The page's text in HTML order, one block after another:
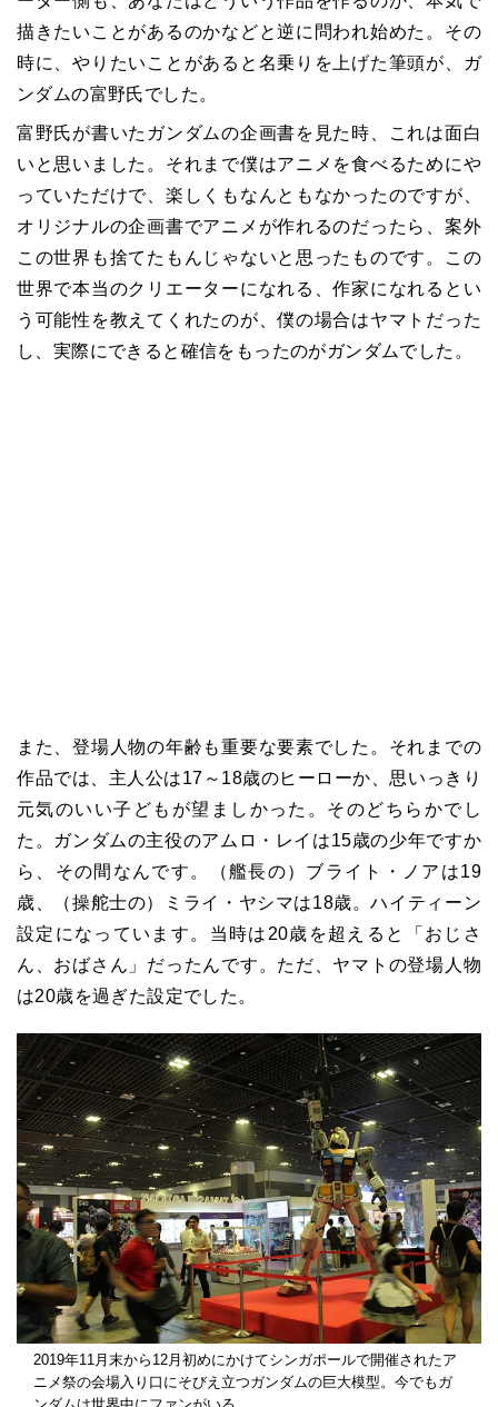
描きたいことがあるのかなどと逆に問われ始めた。その
時に、やりたいことがあると名乗りを上げた筆頭が、ガ
ンダムの富野氏でした。
富野氏が書いたガンダムの企画書を見た時、これは面白
いと思いました。それまで僕はアニメを食べるためにや
っていただけで、楽しくもなんともなかったのですが、
オリジナルの企画書でアニメが作れるのだったら、案外
この世界も捨てたもんじゃないと思ったものです。この
世界で本当のクリエーターになれる、作家になれるとい
う可能性を教えてくれたのが、僕の場合はヤマトだった
し、実際にできると確信をもったのがガンダムでした。
また、登場人物の年齢も重要な要素でした。それまでの
作品では、主人公は17～18歳のヒーローか、思いっきり
元気のいい子どもが望ましかった。そのどちらかでし
た。ガンダムの主役のアムロ・レイは15歳の少年ですか
ら、その間なんです。（艦長の）ブライト・ノアは19
歳、（操舵士の）ミライ・ヤシマは18歳。ハイティーン
設定になっています。当時は20歳を超えると「おじさ
ん、おばさん」だったんです。ただ、ヤマトの登場人物
は20歳を過ぎた設定でした。
2019年11月末から12月初めにかけてシンガポールで開催されたア
ニメ祭の会場入り口にそびえ立つガンダムの巨大模型。今でもガ